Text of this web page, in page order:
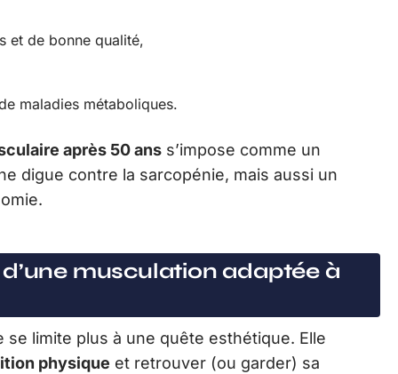
et de bonne qualité,
maladies métaboliques.
après 50 ans s’impose comme un
digue contre la sarcopénie, mais aussi un
musculation adaptée à
se limite plus à une quête esthétique. Elle
physique et retrouver (ou garder) sa